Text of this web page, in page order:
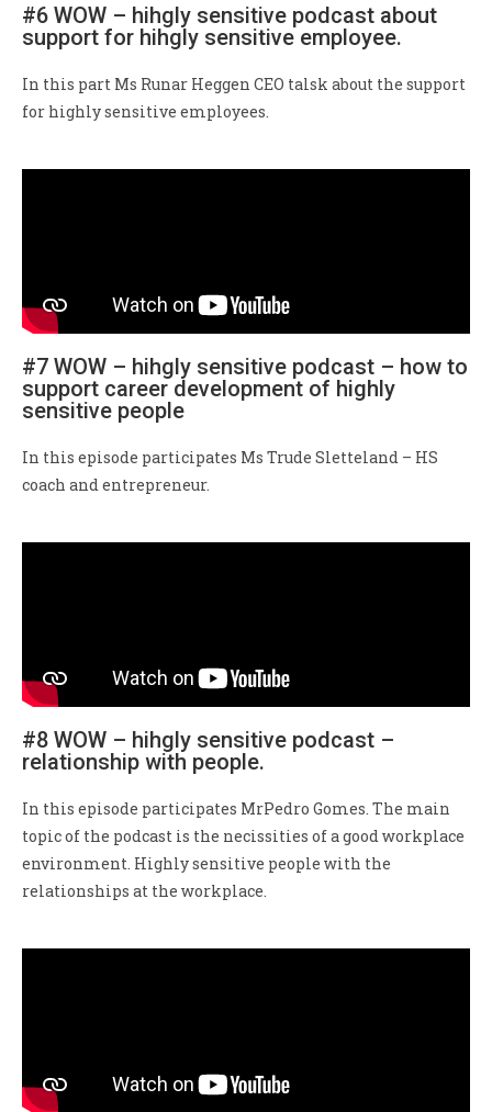
#6 WOW – hihgly sensitive podcast about
support for hihgly sensitive employee.
In this part Ms Runar Heggen CEO talsk about the support
for highly sensitive employees.
#7 WOW – hihgly sensitive podcast – how to
support career development of highly
sensitive people
In this episode participates Ms Trude Sletteland – HS
coach and entrepreneur.
#8 WOW – hihgly sensitive podcast –
relationship with people.
In this episode participates MrPedro Gomes. The main
topic of the podcast is the necissities of a good workplace
environment. Highly sensitive people with the
relationships at the workplace.